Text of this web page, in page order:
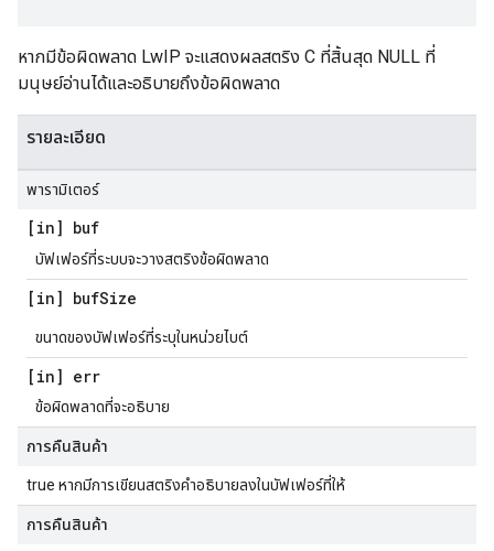
หากมีข้อผิดพลาด LwIP จะแสดงผลสตริง C ที่สิ้นสุด NULL ที่
มนุษย์อ่านได้และอธิบายถึงข้อผิดพลาด
รายละเอียด
พารามิเตอร์
[in] buf
บัฟเฟอร์ที่ระบบจะวางสตริงข้อผิดพลาด
[in] bufSize
ขนาดของบัฟเฟอร์ที่ระบุในหน่วยไบต์
[in] err
ข้อผิดพลาดที่จะอธิบาย
การคืนสินค้า
true หากมีการเขียนสตริงคำอธิบายลงในบัฟเฟอร์ที่ให้
การคืนสินค้า